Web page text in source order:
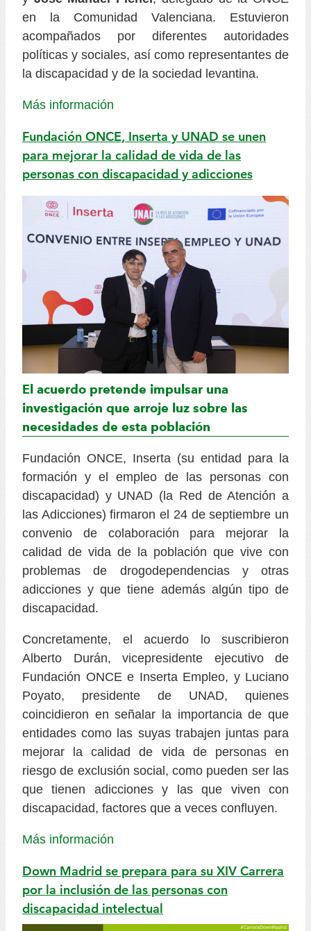
en la Comunidad Valenciana. Estuvieron
acompañados por diferentes autoridades
políticas y sociales, así como representantes de
la discapacidad y de la sociedad levantina.
Más información
Fundación ONCE, Inserta y UNAD se unen
para mejorar la calidad de vida de las
personas con discapacidad y adicciones
El acuerdo pretende impulsar una
investigación que arroje luz sobre las
necesidades de esta población
Fundación ONCE, Inserta (su entidad para la
formación y el empleo de las personas con
discapacidad) y UNAD (la Red de Atención a
las Adicciones) firmaron el 24 de septiembre un
convenio de colaboración para mejorar la
calidad de vida de la población que vive con
problemas de drogodependencias y otras
adicciones y que tiene además algún tipo de
discapacidad.
Concretamente, el acuerdo lo suscribieron
Alberto Durán, vicepresidente ejecutivo de
Fundación ONCE e Inserta Empleo, y Luciano
Poyato, presidente de UNAD, quienes
coincidieron en señalar la importancia de que
entidades como las suyas trabajen juntas para
mejorar la calidad de vida de personas en
riesgo de exclusión social, como pueden ser las
que tienen adicciones y las que viven con
discapacidad, factores que a veces confluyen.
Más información
Down Madrid se prepara para su XIV Carrera
por la inclusión de las personas con
discapacidad intelectual